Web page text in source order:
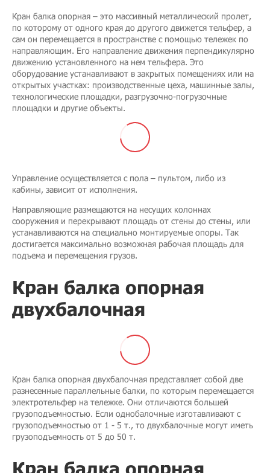
Кран балка опорная – это массивный металлический пролет,
по которому от одного края до другого движется тельфер, а
сам он перемещается в пространстве с помощью тележек по
направляющим. Его направление движения перпендикулярно
движению установленного на нем тельфера. Это
оборудование устанавливают в закрытых помещениях или на
открытых участках: производственные цеха, машинные залы,
технологические площадки, разгрузочно-погрузочные
площадки и другие объекты.
Управление осуществляется с пола – пультом, либо из
кабины, зависит от исполнения.
Направляющие размещаются на несущих колоннах
сооружения и перекрывают площадь от стены до стены, или
устанавливаются на специально монтируемые опоры. Так
достигается максимально возможная рабочая площадь для
подъема и перемещения грузов.
Кран балка опорная
двухбалочная
Кран балка опорная двухбалочная представляет собой две
разнесенные параллельные балки, по которым перемещается
электротельфер на тележке. Они отличаются большей
грузоподъемностью. Если однобалочные изготавливают с
грузоподъемностью от 1 - 5 т., то двухбалочные могут иметь
грузоподъемность от 5 до 50 т.
Кран балка опорная